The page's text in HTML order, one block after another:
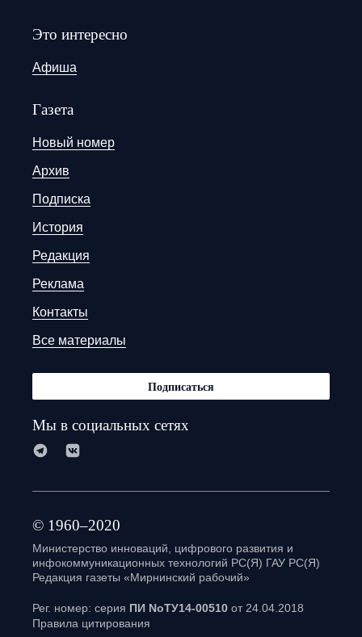
Это интересно
Афиша
Газета
Новый номер
Архив
Подписка
История
Редакция
Реклама
Контакты
Все материалы
Подписаться
Мы в социальных сетях
© 1960–2020
Министерство инноваций, цифрового развития и
инфокоммуникационных технологий РС(Я) ГАУ РС(Я)
Редакция газеты «Мирнинский рабочий»
Рег. номер: серия ПИ NoТУ14-00510 от 24.04.2018
Правила цитирования